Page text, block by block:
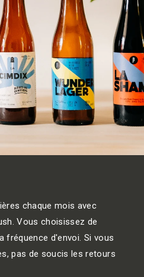
chaque mois avec
Vous choisissez de
fréquence d'envoi. Si vous
pas de soucis les retours